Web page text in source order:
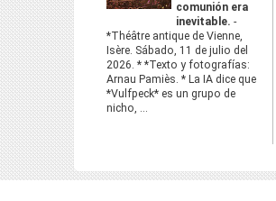
comunión era
inevitable. -
*Théâtre antique de Vienne,
Isère. Sábado, 11 de julio del
2026. * *Texto y fotografías:
Arnau Pamiès. * La IA dice que
*Vulfpeck* es un grupo de
nicho, ...